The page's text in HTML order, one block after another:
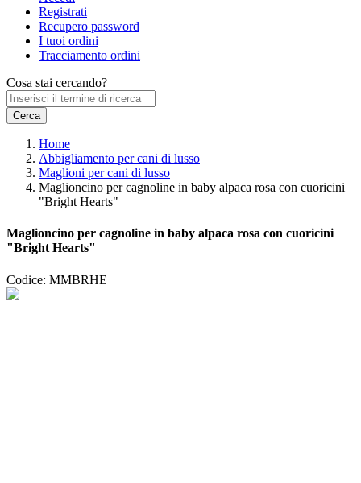
Registrati
Recupero password
I tuoi ordini
Tracciamento ordini
Cosa stai cercando?
Home
Abbigliamento per cani di lusso
Maglioni per cani di lusso
Maglioncino per cagnoline in baby alpaca rosa con cuoricini
"Bright Hearts"
Maglioncino per cagnoline in baby alpaca rosa con cuoricini
"Bright Hearts"
Codice: MMBRHE